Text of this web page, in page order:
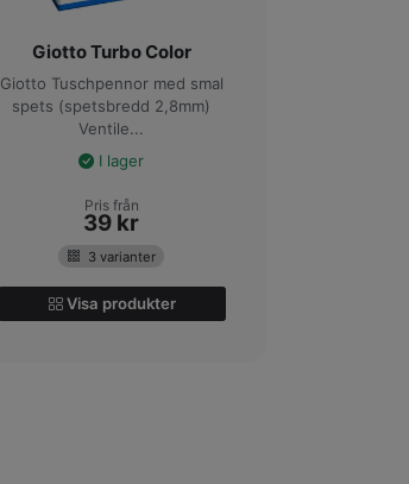
Giotto Turbo Color
Giotto Tuschpennor med smal
spets (spetsbredd 2,8mm)
Ventile...
I lager
Pris från
39 kr
3 varianter
Visa produkter